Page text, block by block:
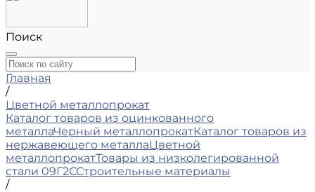
Поиск
Главная
/
Цветной металлопрокат
Каталог товаров из оцинкованного
металлаЧерный металлопрокатКаталог товаров из
нержавеющего металлаЦветной
металлопрокатТовары из низколегированной
стали 09Г2ССтроительные материалы
/